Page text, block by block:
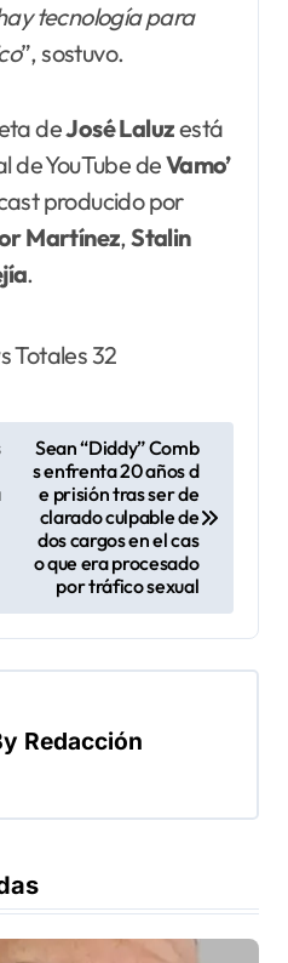
tecnología para
”, sostuvo.
deJosé Laluzestá
de YouTube deVamo’
producido por
Martínez,Stalin
.
Totales 32
Sean “Diddy” Comb
s enfrenta 20 años d
e prisión tras ser de
clarado culpable de
dos cargos en el cas
o que era procesado
por tráfico sexual
Redacción